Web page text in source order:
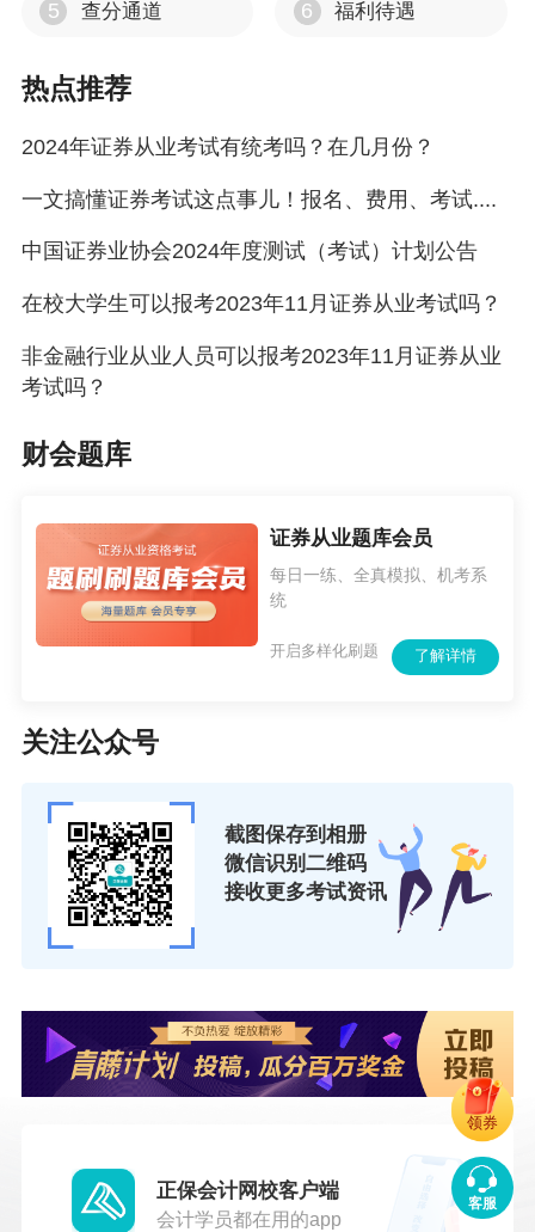
证券备考资料包
证券辅导课程
5 查分通道 6 福利待遇
热点推荐
2024年证券从业考试有统考吗？在几月份？
一文搞懂证券考试这点事儿！报名、费用、考试....
中国证券业协会2024年度测试（考试）计划公告
在校大学生可以报考2023年11月证券从业考试吗？
非金融行业从业人员可以报考2023年11月证券从业
考试吗？
财会题库
证券从业题库会员
每日一练、全真模拟、机考系
统
了解详情
开启多样化刷题
关注公众号
截图保存到相册
微信识别二维码
接收更多考试资讯
正保会计网校客户端
会计学员都在用的app
客服
领券